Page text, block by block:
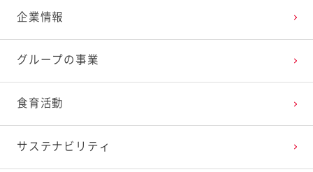
企業情報
グループの事業
食育活動
サステナビリティ